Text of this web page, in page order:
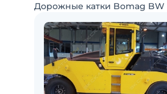
Дорожные катки Bomag BW